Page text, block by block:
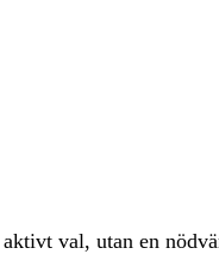
val, utan en